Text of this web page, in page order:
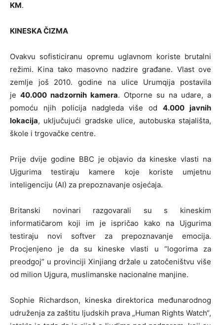
KM.
KINESKA ČIZMA
Ovakvu sofisticiranu opremu uglavnom koriste brutalni
režimi. Kina tako masovno nadzire građane. Vlast ove
zemlje još 2010. godine na ulice Urumqija postavila
je 40.000 nadzornih kamera. Otporne su na udare, a
pomoću njih policija nadgleda više od4.000 javnih
lokacija, uključujući gradske ulice, autobuska stajališta,
škole i trgovačke centre.
Prije dvije godine BBC je objavio da kineske vlasti na
Ujgurima testiraju kamere koje koriste umjetnu
inteligenciju (AI) za prepoznavanje osjećaja.
Britanski novinari razgovarali su s kineskim
informatičarom koji im je ispričao kako na Ujgurima
testiraju novi softver za prepoznavanje emocija.
Procjenjeno je da su kineske vlasti u “logorima za
preodgoj” u provinciji Xinjiang držale u zatočeništvu više
od milion Ujgura, muslimanske nacionalne manjine.
Sophie Richardson, kineska direktorica međunarodnog
udruženja za zaštitu ljudskih prava „Human Rights Watch“,